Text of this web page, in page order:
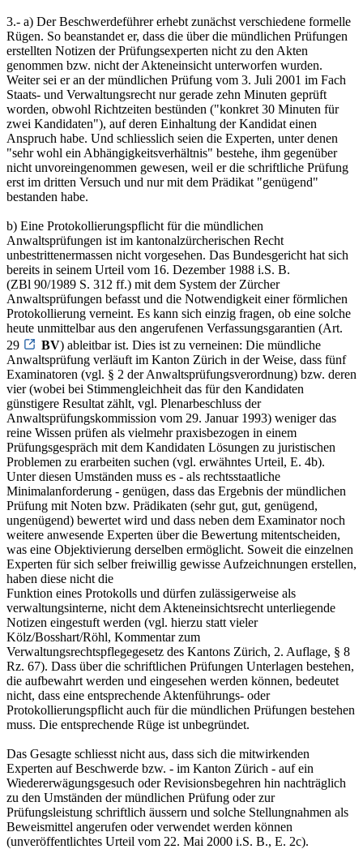
3.- a) Der Beschwerdeführer erhebt zunächst verschiedene formelle
Rügen. So beanstandet er, dass die über die mündlichen Prüfungen
erstellten Notizen der Prüfungsexperten nicht zu den Akten
genommen bzw. nicht der Akteneinsicht unterworfen wurden.
Weiter sei er an der mündlichen Prüfung vom 3. Juli 2001 im Fach
Staats- und Verwaltungsrecht nur gerade zehn Minuten geprüft
worden, obwohl Richtzeiten bestünden ("konkret 30 Minuten für
zwei Kandidaten"), auf deren Einhaltung der Kandidat einen
Anspruch habe. Und schliesslich seien die Experten, unter denen
"sehr wohl ein Abhängigkeitsverhältnis" bestehe, ihm gegenüber
nicht unvoreingenommen gewesen, weil er die schriftliche Prüfung
erst im dritten Versuch und nur mit dem Prädikat "genügend"
bestanden habe.
b) Eine Protokollierungspflicht für die mündlichen
Anwaltsprüfungen ist im kantonalzürcherischen Recht
unbestrittenermassen nicht vorgesehen. Das Bundesgericht hat sich
bereits in seinem Urteil vom 16. Dezember 1988 i.S. B.
(ZBl 90/1989 S. 312 ff.) mit dem System der Zürcher
Anwaltsprüfungen befasst und die Notwendigkeit einer förmlichen
Protokollierung verneint. Es kann sich einzig fragen, ob eine solche
heute unmittelbar aus den angerufenen Verfassungsgarantien (Art.
29
BV) ableitbar ist. Dies ist zu verneinen: Die mündliche
Anwaltsprüfung verläuft im Kanton Zürich in der Weise, dass fünf
Examinatoren (vgl. § 2 der Anwaltsprüfungsverordnung) bzw. deren
vier (wobei bei Stimmengleichheit das für den Kandidaten
günstigere Resultat zählt, vgl. Plenarbeschluss der
Anwaltsprüfungskommission vom 29. Januar 1993) weniger das
reine Wissen prüfen als vielmehr praxisbezogen in einem
Prüfungsgespräch mit dem Kandidaten Lösungen zu juristischen
Problemen zu erarbeiten suchen (vgl. erwähntes Urteil, E. 4b).
Unter diesen Umständen muss es - als rechtsstaatliche
Minimalanforderung - genügen, dass das Ergebnis der mündlichen
Prüfung mit Noten bzw. Prädikaten (sehr gut, gut, genügend,
ungenügend) bewertet wird und dass neben dem Examinator noch
weitere anwesende Experten über die Bewertung mitentscheiden,
was eine Objektivierung derselben ermöglicht. Soweit die einzelnen
Experten für sich selber freiwillig gewisse Aufzeichnungen erstellen,
haben diese nicht die
Funktion eines Protokolls und dürfen zulässigerweise als
verwaltungsinterne, nicht dem Akteneinsichtsrecht unterliegende
Notizen eingestuft werden (vgl. hierzu statt vieler
Kölz/Bosshart/Röhl, Kommentar zum
Verwaltungsrechtspflegegesetz des Kantons Zürich, 2. Auflage, § 8
Rz. 67). Dass über die schriftlichen Prüfungen Unterlagen bestehen,
die aufbewahrt werden und eingesehen werden können, bedeutet
nicht, dass eine entsprechende Aktenführungs- oder
Protokollierungspflicht auch für die mündlichen Prüfungen bestehen
muss. Die entsprechende Rüge ist unbegründet.
Das Gesagte schliesst nicht aus, dass sich die mitwirkenden
Experten auf Beschwerde bzw. - im Kanton Zürich - auf ein
Wiedererwägungsgesuch oder Revisionsbegehren hin nachträglich
zu den Umständen der mündlichen Prüfung oder zur
Prüfungsleistung schriftlich äussern und solche Stellungnahmen als
Beweismittel angerufen oder verwendet werden können
(unveröffentlichtes Urteil vom 22. Mai 2000 i.S. B., E. 2c).